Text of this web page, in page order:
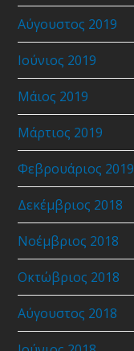
Αύγουστος 2019
Ιούνιος 2019
Μάιος 2019
Μάρτιος 2019
Φεβρουάριος 2019
Δεκέμβριος 2018
Νοέμβριος 2018
Οκτώβριος 2018
Αύγουστος 2018